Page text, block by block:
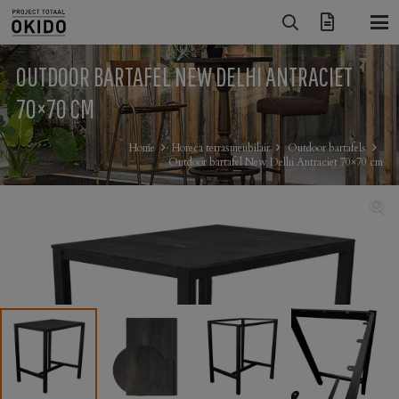
OUTDOOR BARTAFEL NEW DELHI ANTRACIET
70×70 CM
Home Horeca terrasmeubilair
Outdoor bartafels
Outdoor bartafel New Delhi Antraciet 70×70 cm